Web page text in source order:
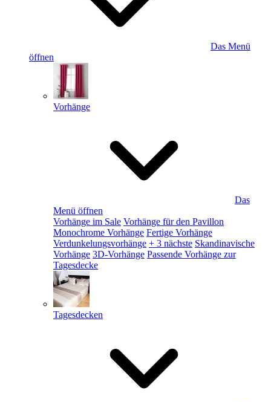
Das Menü
öffnen
Vorhänge
Das
Menü öffnen
Vorhänge im Sale Vorhänge für den Pavillon
Monochrome Vorhänge Fertige Vorhänge
Verdunkelungsvorhänge + 3 nächste Skandinavische
Vorhänge 3D-Vorhänge Passende Vorhänge zur
Tagesdecke
Tagesdecken